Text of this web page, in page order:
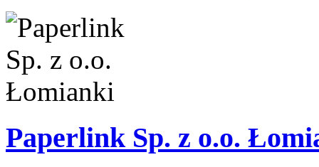
Paperlink Sp. z o.o.